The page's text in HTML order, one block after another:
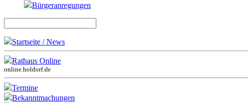
Bürgeranregungen
Startseite / News
Rathaus Online
online.holdorf.de
Termine
Bekanntmachungen